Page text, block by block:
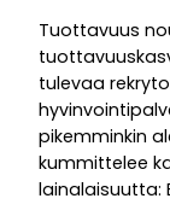
Tuottavuus
tulevaa
pikemminkin
kummittelee
lainalaisuutta: